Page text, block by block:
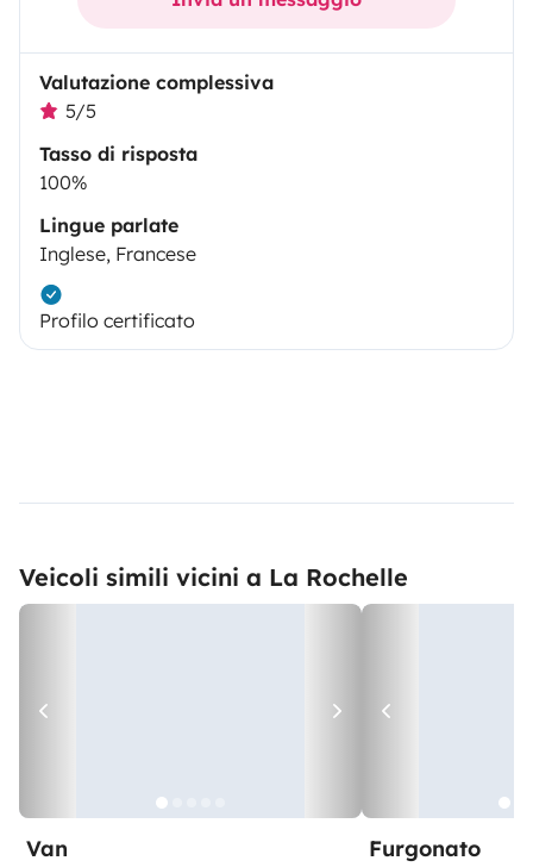
Valutazione complessiva
5/5
Tasso di risposta
100%
Lingue parlate
Inglese, Francese
Profilo certificato
Veicoli simili vicini a La Rochelle
Van Furgonato